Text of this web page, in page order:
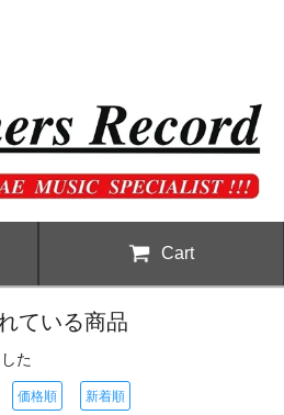
Cart
ている商品
た
価格順 新着順